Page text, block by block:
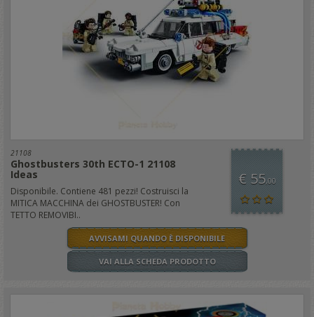
21108
Ghostbusters 30th ECTO-1 21108
Ideas
Disponibile. Contiene 481 pezzi! Costruisci la
MITICA MACCHINA dei GHOSTBUSTER! Con
TETTO REMOVIBI..
€ 55,00
AVVISAMI QUANDO È DISPONIBILE
VAI ALLA SCHEDA PRODOTTO